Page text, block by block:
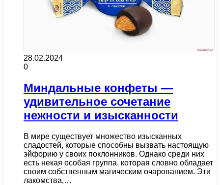
28.02.2024
0
Миндальные конфеты —
удивительное сочетание
нежности и изысканности
В мире существует множество изысканных
сладостей, которые способны вызвать настоящую
эйфорию у своих поклонников. Однако среди них
есть некая особая группа, которая словно обладает
своим собственным магическим очарованием. Эти
лакомства,…